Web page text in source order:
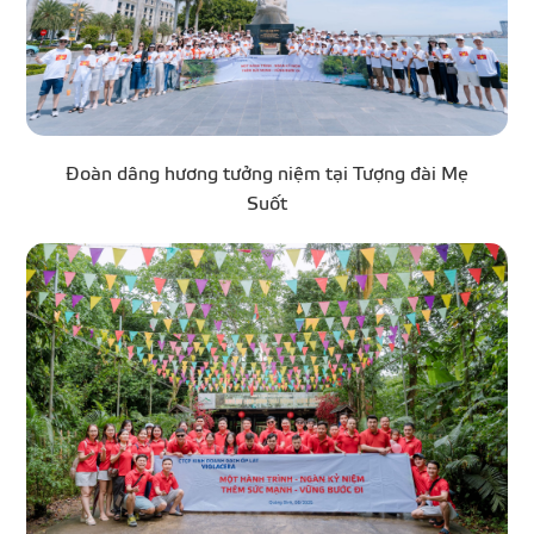
Đoàn dâng hương tưởng niệm tại Tượng đài Mẹ
Suốt